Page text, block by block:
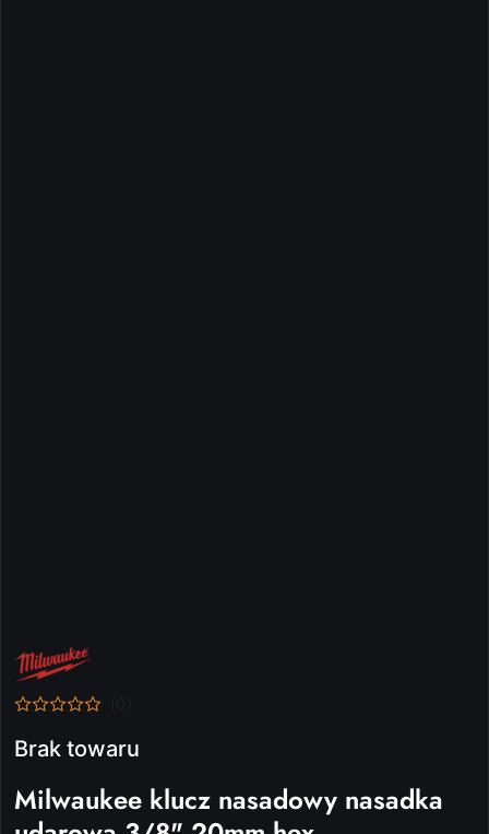
NAZWA
PRODUCENTA:
MILWAUKEE
Brak towaru
Milwaukee klucz nasadowy nasadka